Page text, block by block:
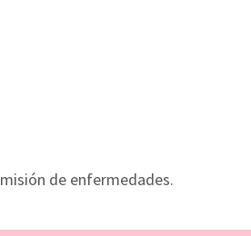
de enfermedades.